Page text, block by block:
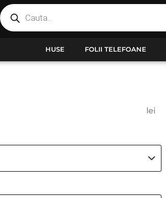
Products
search
HUSE FOLII TELEFOANE
lei